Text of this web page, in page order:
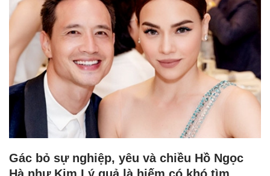
Gác bỏ sự nghiệp, yêu và chiều Hồ Ngọc